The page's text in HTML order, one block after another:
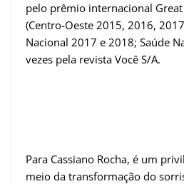
pelo prêmio internacional
(Centro-Oeste 2015, 2016,
Nacional 2017 e 2018; Saúde
vezes pela revista Você S/A.
Para Cassiano Rocha, é um
meio da transformação do